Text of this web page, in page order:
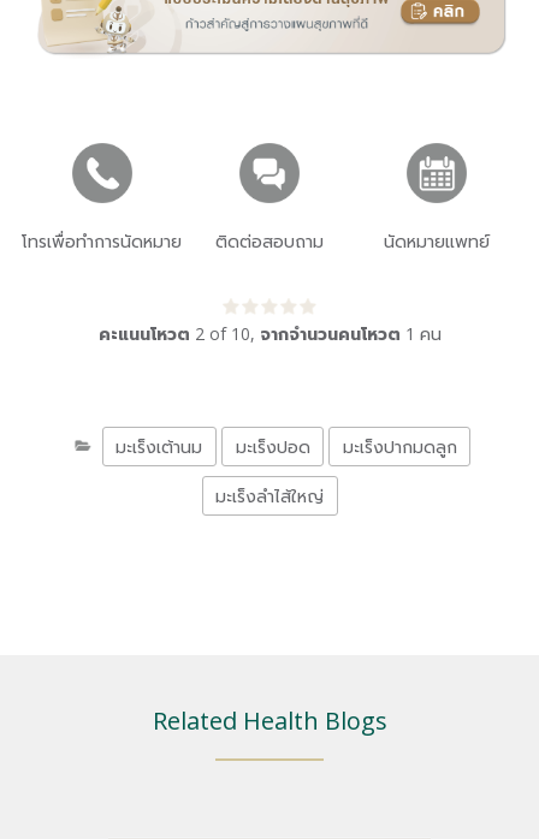
โทรเพื่อทำการนัดหมาย ติดต่อสอบถาม นัดหมายแพทย์
คะแนนโหวต 2of 10, จากจำนวนคนโหวต 1 คน
มะเร็งเต้านม มะเร็งปอด มะเร็งปากมดลูก
มะเร็งลำไส้ใหญ่
Related Health Blogs